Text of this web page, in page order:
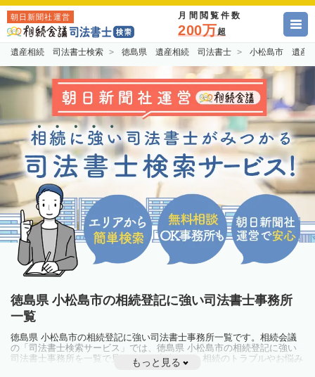
朝日新聞社運営 月間閲覧件数
200万超
遺産相続 司法書士検索 徳島県 遺産相続 司法書士 小松島市 遺産
徳島県 小松島市の相続登記に強い司法書士事務所
一覧
徳島県 小松島市の相続登記に強い司法書士事務所一覧です。相続会議
の「司法書士検索サービス」では、徳島県 小松島市の相続登記に強い
司法書士事務所を一覧で見ることが出来ます。相続のトラブルやお悩み
を抱えている方は一度近隣の司法書士に相談してみましょう。
もっと見る